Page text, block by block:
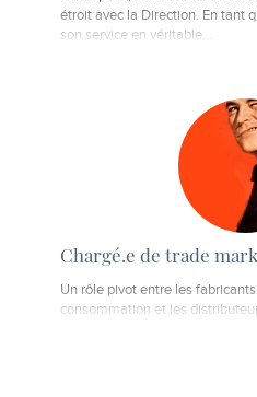
étroit avec la Direction. En tant
son service en véritable…
Chargé.e de trade
Un rôle pivot entre les
consommation et les